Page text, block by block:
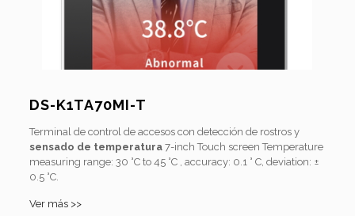
DS-K1TA70MI-T
Terminal de control de accesos con detección de rostros y
sensado de temperatura7-inch Touch screen Temperature
measuring range: 30 °C to 45 °C , accuracy: 0.1 ° C, deviation: ±
0.5 °C.
Ver más >>